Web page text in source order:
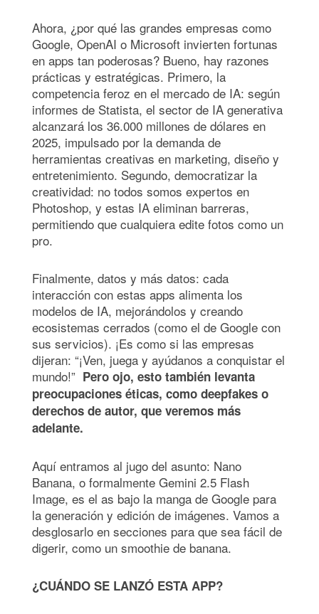
Ahora, ¿por qué las grandes empresas como
Google, OpenAI o Microsoft invierten fortunas
en apps tan poderosas? Bueno, hay razones
prácticas y estratégicas. Primero, la
competencia feroz en el mercado de IA: según
informes de Statista, el sector de IA generativa
alcanzará los 36.000 millones de dólares en
2025, impulsado por la demanda de
herramientas creativas en marketing, diseño y
entretenimiento. Segundo, democratizar la
creatividad: no todos somos expertos en
Photoshop, y estas IA eliminan barreras,
permitiendo que cualquiera edite fotos como un
pro.
Finalmente, datos y más datos: cada
interacción con estas apps alimenta los
modelos de IA, mejorándolos y creando
ecosistemas cerrados (como el de Google con
sus servicios). ¡Es como si las empresas
dijeran: “¡Ven, juega y ayúdanos a conquistar el
mundo!” Pero ojo, esto también levanta
preocupaciones éticas, como deepfakes o
derechos de autor, que veremos más
adelante.
Aquí entramos al jugo del asunto: Nano
Banana, o formalmente Gemini 2.5 Flash
Image, es el as bajo la manga de Google para
la generación y edición de imágenes. Vamos a
desglosarlo en secciones para que sea fácil de
digerir, como un smoothie de banana.
¿CUÁNDO SE LANZÓ ESTA APP?